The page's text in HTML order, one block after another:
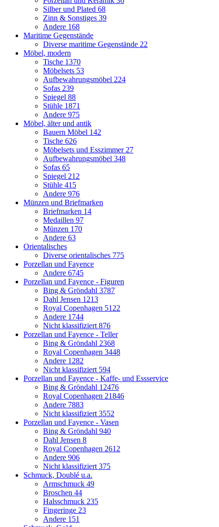
Silber und Plated 68
Zinn & Sonstiges 39
Andere 168
Maritime Gegenstände
Diverse maritime Gegenstände 22
Möbel, modern
Tische 1370
Möbelsets 53
Aufbewahrungsmöbel 224
Sofas 239
Spiegel 88
Stühle 1871
Andere 975
Möbel, älter und antik
Bauern Möbel 142
Tische 626
Möbelsets und Esszimmer 27
Aufbewahrungsmöbel 348
Sofas 65
Spiegel 212
Stühle 415
Andere 976
Münzen und Briefmarken
Briefmarken 14
Medaillen 97
Münzen 170
Andere 63
Orientalisches
Diverse orientalisches 775
Porzellan und Fayence
Andere 6745
Porzellan und Fayence - Figuren
Bing & Gröndahl 3787
Dahl Jensen 1213
Royal Copenhagen 5122
Andere 1744
Nicht klassifiziert 876
Porzellan und Fayence - Teller
Bing & Gröndahl 2368
Royal Copenhagen 3448
Andere 1282
Nicht klassifiziert 594
Porzellan und Fayence - Kaffe- und Essservice
Bing & Gröndahl 12476
Royal Copenhagen 21846
Andere 7883
Nicht klassifiziert 3552
Porzellan und Fayence - Vasen
Bing & Gröndahl 940
Dahl Jensen 8
Royal Copenhagen 2612
Andere 906
Nicht klassifiziert 375
Schmuck, Doublé u.a.
Armschmuck 49
Broschen 44
Halsschmuck 235
Fingeringe 23
Andere 151